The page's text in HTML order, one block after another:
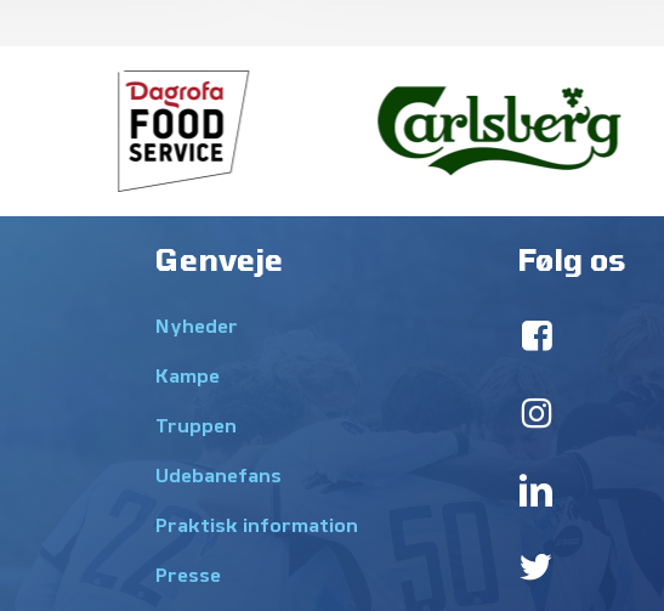
Genveje
Nyheder
Kampe
Truppen
Udebanefans
Praktisk information
Presse
Følg os